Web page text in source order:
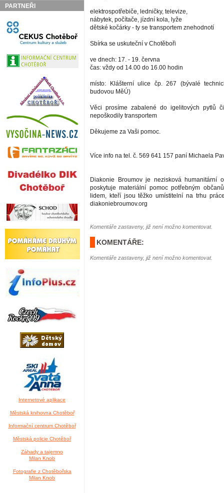
PARTNEŘI
Internetové aplikace
Městská knihovna Chotěboř
Informační centrum Chotěboř
Městská policie Chotěboř
Záhady a tajemno
Milan Knob
Fotografie z Chotěbořska
Milan Knob
elektrospotřebiče, ledničky, televize,
nábytek, počítače, jízdní kola, lyže
dětské kočárky - ty se transportem znehodnotí
Sbírka se uskuteční v Chotěboři
ve dnech: 17. - 19. června
čas: vždy od 14.00 do 16.00 hodin
místo: Klášterní ulice čp. 267 (bývalé
budovou MěÚ)
Věci prosíme zabalené do igelitových pytlů
nepoškodily transportem
Děkujeme za Vaši pomoc.
Více info na tel. č. 569 641 157 paní Michaela
Diakonie Broumov je nezisková humanitární
poskytuje materiální pomoc potřebným
lidem, kteří jsou těžko umístitelní na trhu
diakoniebroumov.org
Komentáře zastaveny, již není možno komentovat.
KOMENTÁŘE:
Komentáře zastaveny, již není možno komentovat.